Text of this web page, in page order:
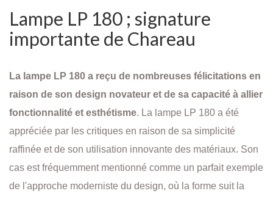
Lampe LP 180 ; signature
importante de Chareau
La lampe LP 180 a reçu de nombreuses félicitations en
raison de son design novateur et de sa capacité à allier
fonctionnalité et esthétisme. La lampe LP 180 a été
appréciée par les critiques en raison de sa simplicité
raffinée et de son utilisation innovante des matériaux. Son
cas est fréquemment mentionné comme un parfait exemple
de l'approche moderniste du design, où la forme suit la